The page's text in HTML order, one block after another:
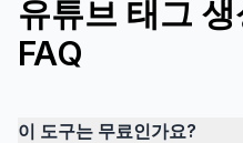
유튜브 태그 생
FAQ
이 도구는 무료인가요?